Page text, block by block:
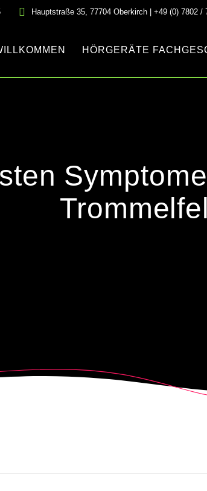
Hauptstraße 35, 77704 Oberkirch | +49 (0) 7802 /
HÖRGERÄTE